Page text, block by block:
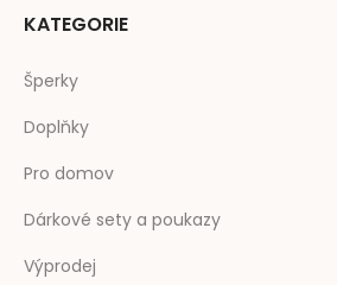
KATEGORIE
Šperky
Doplňky
Pro domov
Dárkové sety a poukazy
Výprodej